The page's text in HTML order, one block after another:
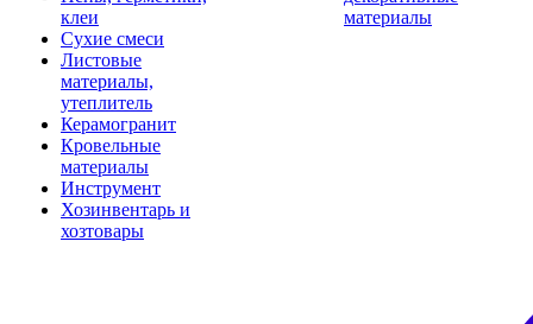
клеи
Сухие смеси
Листовые
материалы,
утеплитель
Керамогранит
Кровельные
материалы
Инструмент
Хозинвентарь и
хозтовары
материалы